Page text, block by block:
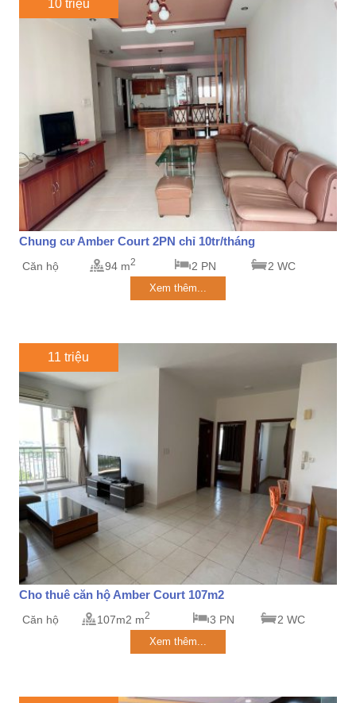
10 triệu
Chung cư Amber Court 2PN chỉ 10tr/tháng
Căn hộ 94 m2 2 PN 2 WC
Xem thêm...
11 triệu
Cho thuê căn hộ Amber Court 107m2
Căn hộ 107m2 m2 3 PN 2 WC
Xem thêm...